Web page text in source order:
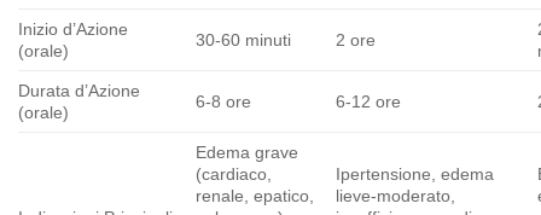
Inizio d’Azione
(orale)
30-60 minuti 2 ore
Durata d’Azione
(orale)
6-8 ore 6-12 ore
Edema grave
(cardiaco,
renale, epatico,
Ipertensione, edema
lieve-moderato,